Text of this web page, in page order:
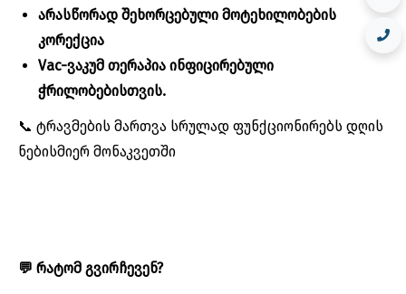
არასწორად შეხორცებული მოტეხილობების
კორექცია
Vac-ვაკუმ თერაპია ინფიცირებული
ჭრილობებისთვის.
📞 ტრავმების მართვა სრულად ფუნქციონირებს დღის
ნებისმიერ მონაკვეთში
💬 რატომ გვირჩევენ?